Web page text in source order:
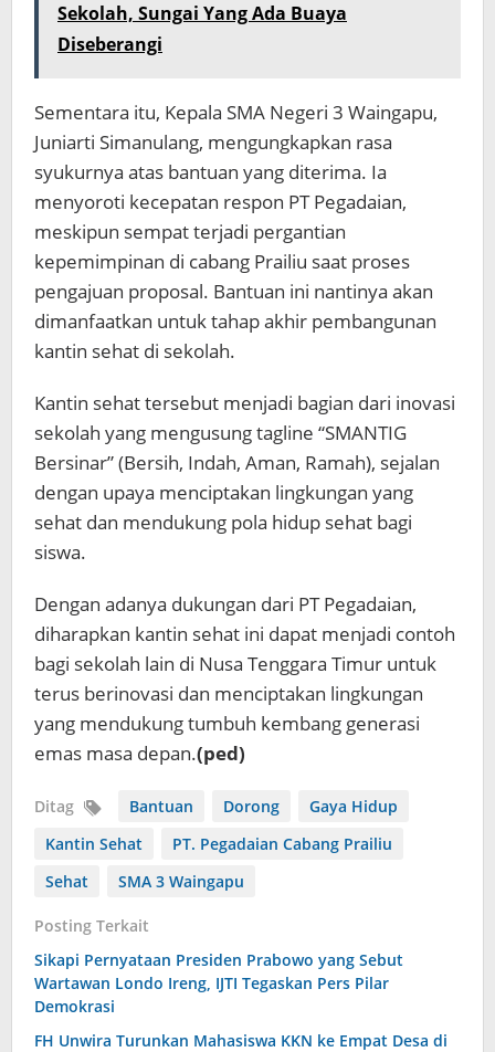
Sekolah, Sungai Yang Ada Buaya
Diseberangi
Sementara itu, Kepala SMA Negeri 3 Waingapu,
Juniarti Simanulang, mengungkapkan rasa
syukurnya atas bantuan yang diterima. Ia
menyoroti kecepatan respon PT Pegadaian,
meskipun sempat terjadi pergantian
kepemimpinan di cabang Prailiu saat proses
pengajuan proposal. Bantuan ini nantinya akan
dimanfaatkan untuk tahap akhir pembangunan
kantin sehat di sekolah.
Kantin sehat tersebut menjadi bagian dari inovasi
sekolah yang mengusung tagline “SMANTIG
Bersinar” (Bersih, Indah, Aman, Ramah), sejalan
dengan upaya menciptakan lingkungan yang
sehat dan mendukung pola hidup sehat bagi
siswa.
Dengan adanya dukungan dari PT Pegadaian,
diharapkan kantin sehat ini dapat menjadi contoh
bagi sekolah lain di Nusa Tenggara Timur untuk
terus berinovasi dan menciptakan lingkungan
yang mendukung tumbuh kembang generasi
emas masa depan.(ped)
Ditag Bantuan Dorong
Gaya Hidup
Kantin Sehat
PT. Pegadaian Cabang Prailiu
Sehat
SMA 3 Waingapu
Posting Terkait
Sikapi Pernyataan Presiden Prabowo yang Sebut
Wartawan Londo Ireng, IJTI Tegaskan Pers Pilar
Demokrasi
FH Unwira Turunkan Mahasiswa KKN ke Empat Desa di